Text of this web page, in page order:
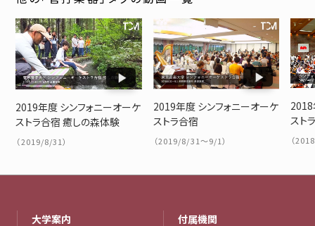
2019年度 シンフォニーオーケ
ストラ合宿 癒しの森体験
（2019/8/31）
2019年度 シンフォニーオーケ
ストラ合宿
（2019/8/31～9/1）
2018
スト
（
大学案内 付属機関